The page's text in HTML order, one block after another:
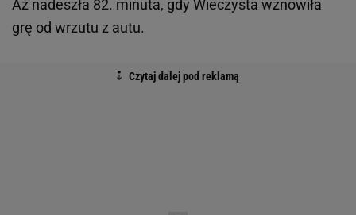
Aż nadeszła 82. minuta, gdy Wieczysta wznowiła
grę od wrzutu z autu.